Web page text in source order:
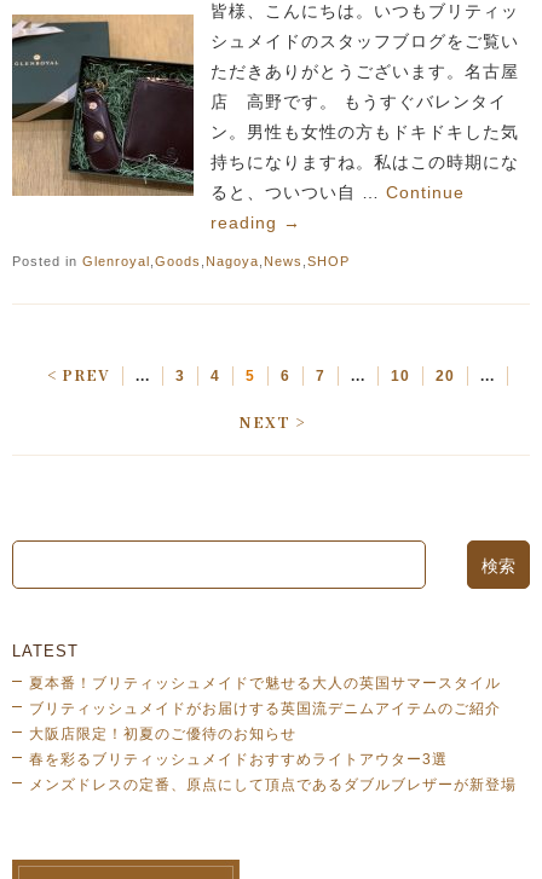
皆様、こんにちは。いつもブリティッ
シュメイドのスタッフブログをご覧い
ただきありがとうございます。名古屋
店 高野です。 もうすぐバレンタイ
ン。男性も女性の方もドキドキした気
持ちになりますね。私はこの時期にな
ると、ついつい自 … Continue
reading →
Posted in Glenroyal Goods Nagoya News SHOP
< PREV ... 3 4 5 6 7 ... 10 20 ...
NEXT >
LATEST
夏本番！ブリティッシュメイドで魅せる大人の英国サマースタイル
ブリティッシュメイドがお届けする英国流デニムアイテムのご紹介
大阪店限定！初夏のご優待のお知らせ
春を彩るブリティッシュメイドおすすめライトアウター3選
メンズドレスの定番、原点にして頂点であるダブルブレザーが新登場